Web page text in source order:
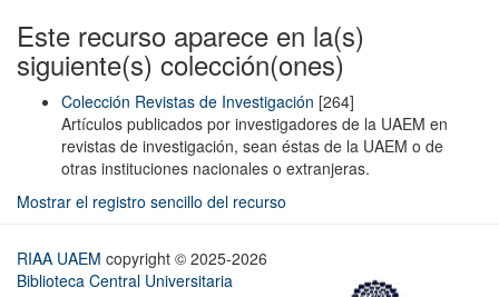
Este recurso aparece en la(s)
siguiente(s) colección(ones)
Colección Revistas de Investigación [264]
Artículos publicados por investigadores de la UAEM en
revistas de investigación, sean éstas de la UAEM o de
otras instituciones nacionales o extranjeras.
Mostrar el registro sencillo del recurso
RIAA UAEM copyright © 2025-2026
Biblioteca Central Universitaria